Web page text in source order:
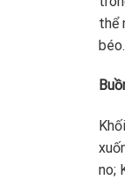
thể
no;